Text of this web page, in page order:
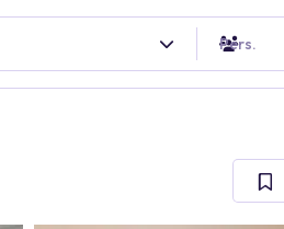
Pers.